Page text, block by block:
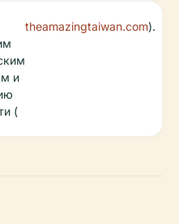
и
(
theamazingtaiwan.com).